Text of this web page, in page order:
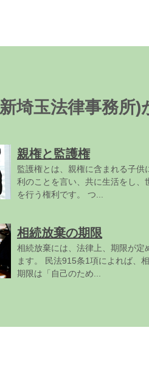
埼玉法律事務所
親権と監護権
監護権とは、親権に含まれる子供
利のことを言い、共に生活をし、
を行う権利です。 つ...
相続放棄の期限
相続放棄には、法律上、期限が定
ます。 民法915条1項によれば、
期限は「自己のため...